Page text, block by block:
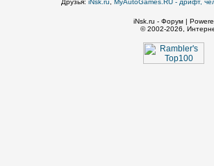
Друзья: iNsk.ru MyAutoGames.RU - дрифт,
iNsk.ru - Форум |
© 2002-2026,